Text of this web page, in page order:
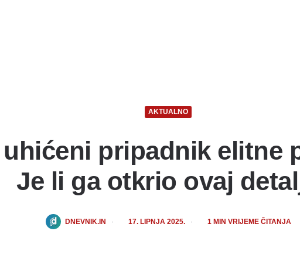
AKTUALNO
pripadnik elitne
Je li ga otkrio ovaj
POSTED
DNEVNIK.IN 17. LIPNJA 2025. 1 MIN VRIJEME ČITANJA